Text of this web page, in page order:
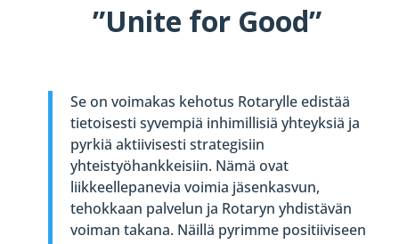
”Unite for Good”
Se on voimakas kehotus Rotarylle edistää
tietoisesti syvempiä inhimillisiä yhteyksiä ja
pyrkiä aktiivisesti strategisiin
yhteistyöhankkeisiin. Nämä ovat
liikkeellepanevia voimia jäsenkasvun,
tehokkaan palvelun ja Rotaryn yhdistävän
voiman takana. Näillä pyrimme positiiviseen